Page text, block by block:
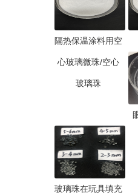
隔热保温涂料用空
心玻璃微珠/空心
玻璃珠
玻璃珠在玩具填充